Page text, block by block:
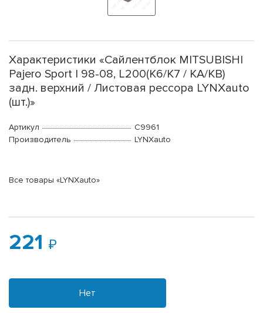
Характеристики «Сайлентблок MITSUBISHI
Pajero Sport I 98-08, L200(K6/K7 / KA/KB)
задн. верхний / Листовая рессора LYNXauto
(шт.)»
Артикул
C9961
Производитель
LYNXauto
Все товары «LYNXauto»
221
Нет